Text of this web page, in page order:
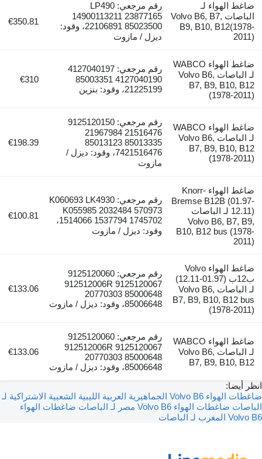
ضاغط الهواء لـ
الباصات Volvo B6, B7,
B9, B10, B12(1978-
2011)
رقم مرجعي: LP490
14900113211 23877165
22106891 85023500، وقود:
ديزل / مازوت
€350.81
ضاغط الهواء WABCO
لـ الباصات Volvo B6,
B7, B9, B10, B12
(1978-2011)
رقم مرجعي: 4127040197
4127040190 85003351
21225199، وقود: بنزين
€310
ضاغط الهواء WABCO
لـ الباصات Volvo B6,
B7, B9, B10, B12
(1978-2011)
رقم مرجعي: 9125120150
21516476 21967984
85013335 85013123
7421516476، وقود: ديزل /
مازوت
€198.39
ضاغط الهواء Knorr-
Bremse B12B (01.97-
12.11) لـ الباصات
Volvo B6, B7, B9,
B10, B12 bus (1978-
2011)
رقم مرجعي: K060693 LK4930
K055985 2032484 570973
1514066 1537794 1745702،
وقود: ديزل / مازوت
€100.81
ضاغط الهواء Volvo
ب12ب (01.97-12.11)
لـ الباصات Volvo B6,
B7, B9, B10, B12 bus
(1978-2011)
رقم مرجعي: 9125120060
912512006R 9125120067
20770303 85000648
85006648، وقود: ديزل / مازوت
€133.06
ضاغط الهواء WABCO
لـ الباصات Volvo B6,
B7, B9, B10, B12
رقم مرجعي: 9125120060
912512006R 9125120067
20770303 85000648
85006648، وقود: ديزل / مازوت
€133.06
انظر أيضا:
ضاغطات الهواء Volvo B6 الجماهيرية العربية الليبية الشعبية الاشتراكية لـ
الباصات ضاغطات الهواء Volvo B6 مصر لـ الباصات
ضاغطات الهواء
Volvo B6 المغرب لـ الباصات